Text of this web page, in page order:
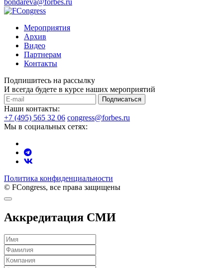
Мероприятия
Архив
Видео
Партнерам
Контакты
Подпишитесь на рассылку
И всегда будете в курсе наших мероприятий
Подписаться
Наши контакты:
+7 (495) 565 32 06 congress@forbes.ru
Мы в социальных сетях:
Политика конфиденциальности
© FCongress, все права защищены
Аккредитация СМИ